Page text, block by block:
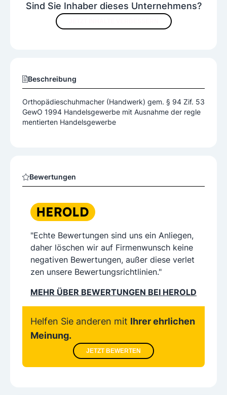
Sind Sie Inhaber dieses Unternehmens?
Beschreibung
Orthopädieschuhmacher (Handwerk) gem. § 94 Zif. 53
GewO 1994 Handelsgewerbe mit Ausnahme der regle
mentierten Handelsgewerbe
Bewertungen
"Echte Bewertungen sind uns ein Anliegen,
daher löschen wir auf Firmenwunsch keine
negativen Bewertungen, außer diese verlet
zen unsere Bewertungsrichtlinien."
MEHR ÜBER BEWERTUNGEN BEI HEROLD
Helfen Sie anderen mit Ihrer ehrlichen
Meinung.
JETZT BEWERTEN